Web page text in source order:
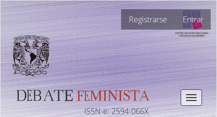
Navegación
principal
Contenido
principal
Barra
lateral
Registrarse Entrar
Toggle
ISSN-e: 2594-066X